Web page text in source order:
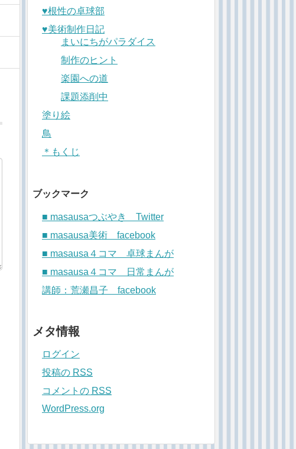
♥︎根性の卓球部
♥︎美術制作日記
まいにちがパラダイス
制作のヒント
楽園への道
課題添削中
塗り絵
鳥
＊もくじ
ブックマーク
■ masausaつぶやき Twitter
■ masausa美術 facebook
■ masausa４コマ 卓球まんが
■ masausa４コマ 日常まんが
講師：荒瀬昌子 facebook
メタ情報
ログイン
投稿の RSS
コメントの RSS
WordPress.org